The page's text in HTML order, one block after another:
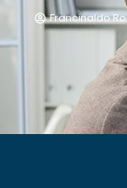
Francinaldo